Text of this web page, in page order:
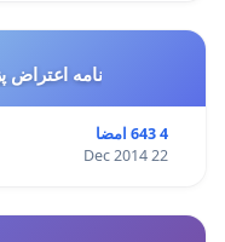
نامه
4 643 امضا
22 Dec 2014